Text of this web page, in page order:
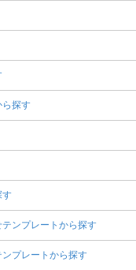
ら探す
す
ンプレートから探す
プレートから探す